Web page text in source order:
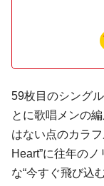
59枚目のシング
とに歌唱メンの
はない点のカラ
Heart”に往年のノ
な“今すぐ飛び込